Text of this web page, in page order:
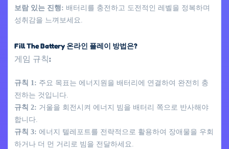
보람 있는 진행: 배터리를 충전하고 도전적인 레벨을 정복하며
성취감을 느껴보세요.
Fill The Battery 온라인 플레이 방법은?
게임 규칙:
규칙 1: 주요 목표는 에너지원을 배터리에 연결하여 완전히 충
전하는 것입니다.
규칙 2: 거울을 회전시켜 에너지 빔을 배터리 쪽으로 반사해야
합니다.
규칙 3: 에너지 텔레포트를 전략적으로 활용하여 장애물을 우회
하거나 더 먼 거리로 빔을 전달하세요.